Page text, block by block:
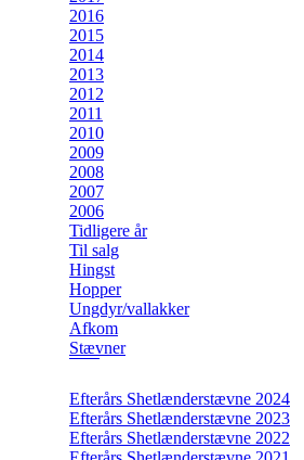
2016
2015
2014
2013
2012
2011
2010
2009
2008
2007
2006
Tidligere år
Til salg
Hingst
Hopper
Ungdyr/vallakker
Afkom
Stævner
Efterårs Shetlænderstævne 2024
Efterårs Shetlænderstævne 2023
Efterårs Shetlænderstævne 2022